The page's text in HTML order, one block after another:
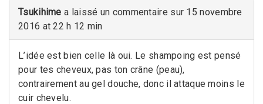
Tsukihime a laissé un commentaire sur 15 novembre
2016 at 22 h 12 min
L’idée est bien celle là oui. Le shampoing est pensé
pour tes cheveux, pas ton crâne (peau),
contrairement au gel douche, donc il attaque moins le
cuir chevelu.